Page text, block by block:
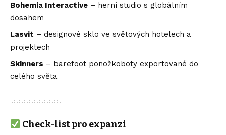
Bohemia Interactive – herní studio s globálním
dosahem
Lasvit – designové sklo ve světových hotelech a
projektech
Skinners – barefoot ponožkoboty exportované do
celého světa
Check-list pro expanzi